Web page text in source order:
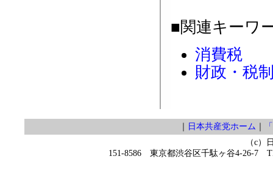
■関連キーワ
消費税
財政・税
｜ 日本共産党ホーム ｜
（c）
151-8586 東京都渋谷区千駄ヶ谷4-26-7